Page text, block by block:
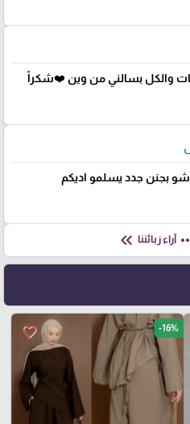
والكل بسالني من وين ❤️شكراً
شو بجنن جدد يسلمو اديكم
آراء زبائننا keyboard_double_arrow_left
favorite_border -16%